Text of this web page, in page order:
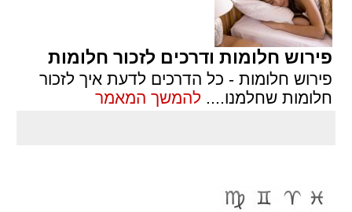
פירוש חלומות ודרכים לזכור חלומות
פירוש חלומות - כל הדרכים לדעת איך לזכור
חלומות שחלמנו.... להמשך המאמר